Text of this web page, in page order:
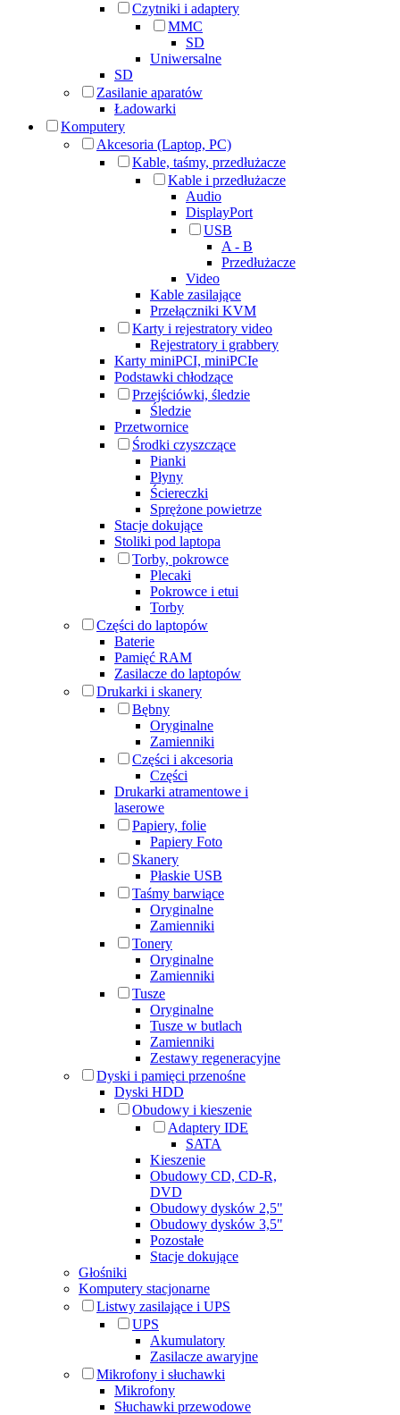
Czytniki i adaptery
MMC
SD
Uniwersalne
SD
Zasilanie aparatów
Ładowarki
Komputery
Akcesoria (Laptop, PC)
Kable, taśmy, przedłużacze
Kable i przedłużacze
Audio
DisplayPort
USB
A - B
Przedłużacze
Video
Kable zasilające
Przełączniki KVM
Karty i rejestratory video
Rejestratory i grabbery
Karty miniPCI, miniPCIe
Podstawki chłodzące
Przejściówki, śledzie
Śledzie
Przetwornice
Środki czyszczące
Pianki
Płyny
Ściereczki
Sprężone powietrze
Stacje dokujące
Stoliki pod laptopa
Torby, pokrowce
Plecaki
Pokrowce i etui
Torby
Części do laptopów
Baterie
Pamięć RAM
Zasilacze do laptopów
Drukarki i skanery
Bębny
Oryginalne
Zamienniki
Części i akcesoria
Części
Drukarki atramentowe i
laserowe
Papiery, folie
Papiery Foto
Skanery
Płaskie USB
Taśmy barwiące
Oryginalne
Zamienniki
Tonery
Oryginalne
Zamienniki
Tusze
Oryginalne
Tusze w butlach
Zamienniki
Zestawy regeneracyjne
Dyski i pamięci przenośne
Dyski HDD
Obudowy i kieszenie
Adaptery IDE
SATA
Kieszenie
Obudowy CD, CD-R,
DVD
Obudowy dysków 2,5"
Obudowy dysków 3,5"
Pozostałe
Stacje dokujące
Głośniki
Komputery stacjonarne
Listwy zasilające i UPS
UPS
Akumulatory
Zasilacze awaryjne
Mikrofony i słuchawki
Mikrofony
Słuchawki przewodowe